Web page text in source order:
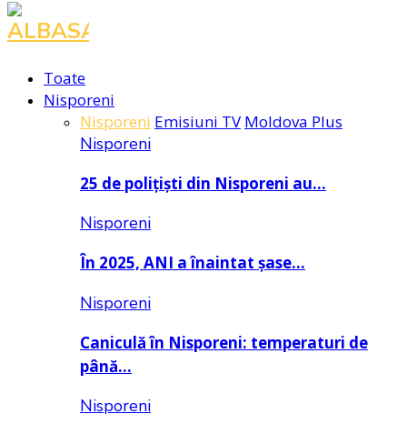
Facebook
Instagram
Youtube
Toate
Nisporeni
Nisporeni Emisiuni TV Moldova Plus
Nisporeni
25 de polițiști din Nisporeni au…
Nisporeni
În 2025, ANI a înaintat șase…
Nisporeni
Caniculă în Nisporeni: temperaturi de
până…
Nisporeni